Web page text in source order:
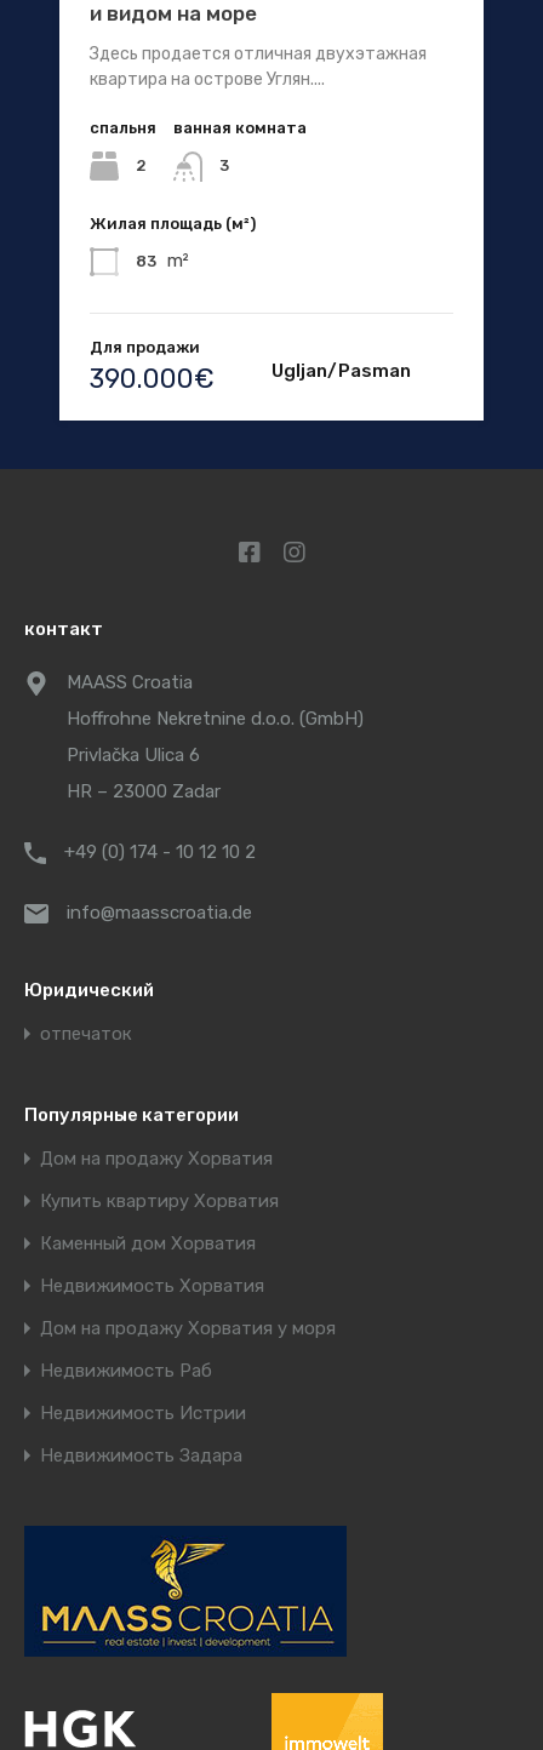
и видом на море
Здесь продается отличная двухэтажная
квартира на острове Углян....
спальня
2
ванная комната
3
Жилая площадь (м²)
83 m²
Для продажи
390.000€ Ugljan/Pasman
контакт
MAASS Croatia
Hoffrohne Nekretnine d.o.o. (GmbH)
Privlačka Ulica 6
HR – 23000 Zadar
+49 (0) 174 - 10 12 10 2
info@maasscroatia.de
Юридический
отпечаток
Популярные категории
Дом на продажу Хорватия
Купить квартиру Хорватия
Каменный дом Хорватия
Недвижимость Хорватия
Дом на продажу Хорватия у моря
Недвижимость Раб
Недвижимость Истрии
Недвижимость Задара